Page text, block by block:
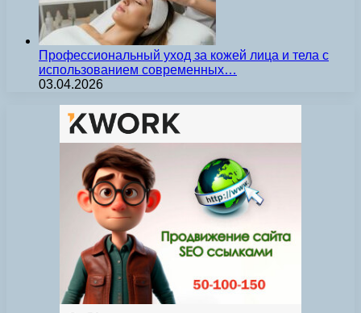
Профессиональный уход за кожей лица и тела с
использованием современных…
03.04.2026